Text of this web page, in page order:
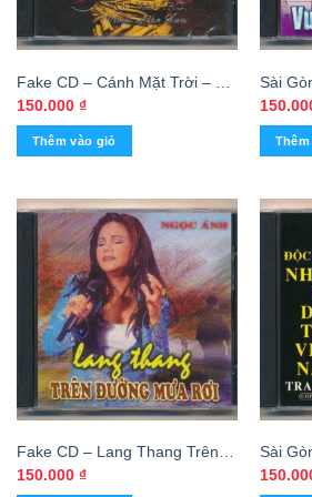
Fake CD – Cánh Mặt Trời – 5
Dòng Kẻ (KGTH9)
150.000 ₫
Thêm vào giỏ
Sài
Tình
Fake CD – Lang Thang Trên
Đường Mưa Rơi – Ngọc Ánh
150.000 ₫
Sài
Tấu